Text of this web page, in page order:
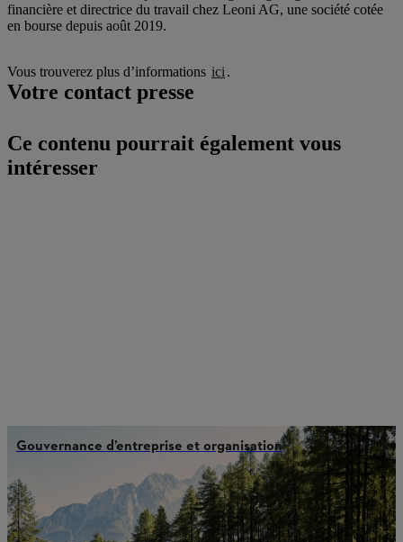
financière et directrice du travail chez Leoni AG, une société cotée
en bourse depuis août 2019.
Vous trouverez plus d’informations ici .
Votre contact presse
Ce contenu pourrait également vous
intéresser
Gouvernance d’entreprise et organisation